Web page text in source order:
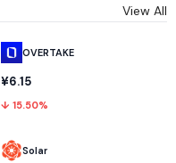
View All
OVERTAKE
¥6.15
↓ 15.50%
Solar